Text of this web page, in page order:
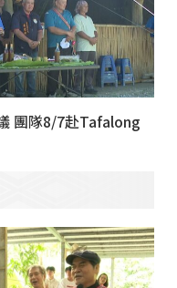
團隊8/7赴Tafalong